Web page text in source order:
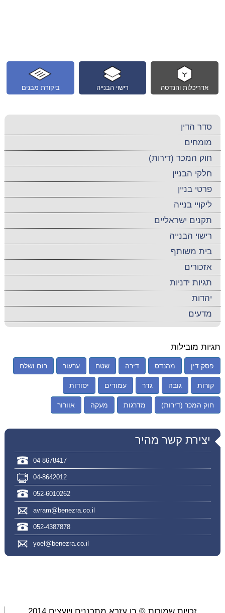
ביקורת מבנים רישוי הבנייה אדריכלות והנדסה
סדר הדין
מומחים
חוק המכר (דירות)
חלקי הבניין
פרטי בניין
ליקויי בנייה
תקנים ישראליים
רישוי הבנייה
בית משותף
אזכורים
תגיות ידניות
יהדות
מדעים
תגיות מובילות
פסק דין מהנדס דירה שטח ערעור רום ושלח
קורות גובה גדר עמודים יסודות
חוק המכר (דירות) מדרגות מעקה אוורור
יצירת קשר מהיר
04-8678417
04-8642012
052-6010262
avram@benezra.co.il
052-4387878
yoel@benezra.co.il
זכויות שמורות © בן עזרא מתכננים ויועצים 2014